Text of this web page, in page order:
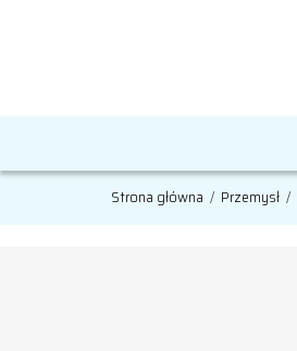
Strona główna / Przemysł /